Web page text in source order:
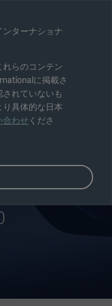
ターナショナ
らのコンテン
に掲載さ
れていないも
具体的な日本
合わせ くださ